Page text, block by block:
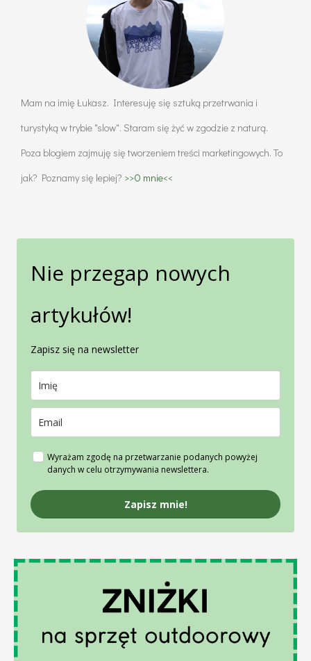
Mam na imię Łukasz. Interesuję się sztuką przetrwania i
turystyką w trybie "slow". Staram się żyć w zgodzie z naturą.
Poza blogiem zajmuję się tworzeniem treści marketingowych. To
jak? Poznamy się lepiej? >>O mnie<<
Nie przegap nowych
artykułów!
Zapisz się na newsletter
Wyrażam zgodę na przetwarzanie podanych powyżej
danych w celu otrzymywania newslettera.
Zapisz mnie!